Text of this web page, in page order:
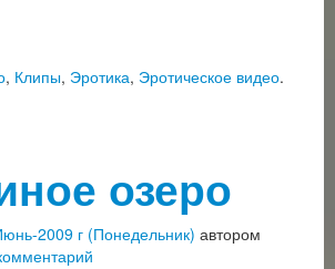
, Клипы, Эротика, Эротическое видео.
озеро
2009 г (Понедельник) автором